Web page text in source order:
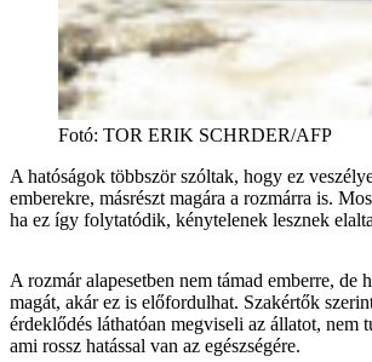
Fotó: TOR ERIK SCHRDER/AFP
A hatóságok többször szóltak, hogy ez
emberekre, másrészt magára a rozmárra is.
ha ez így folytatódik, kénytelenek lesznek
A rozmár alapesetben nem támad emberre, de
magát, akár ez is előfordulhat. Szakértők
érdeklődés láthatóan megviseli az állatot, nem
ami rossz hatással van az egészségére.